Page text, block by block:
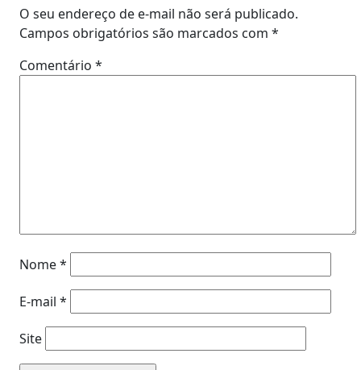
O seu endereço de e-mail não será publicado.
Campos obrigatórios são marcados com *
Comentário *
Nome*
E-mail *
Site